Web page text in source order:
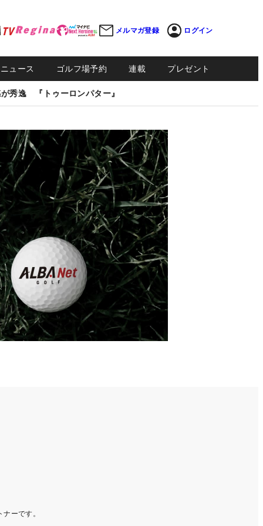
メルマガ登録 ログイン
ュース ゴルフ場予約 連載 プレゼント
秀逸 『トゥーロンパター』
ーです。